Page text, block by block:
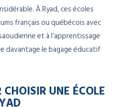
À Ryad, ces écoles
français ou québécois avec
et à l’apprentissage
davantage le bagage éducatif
CHOISIR UNE ÉCOLE